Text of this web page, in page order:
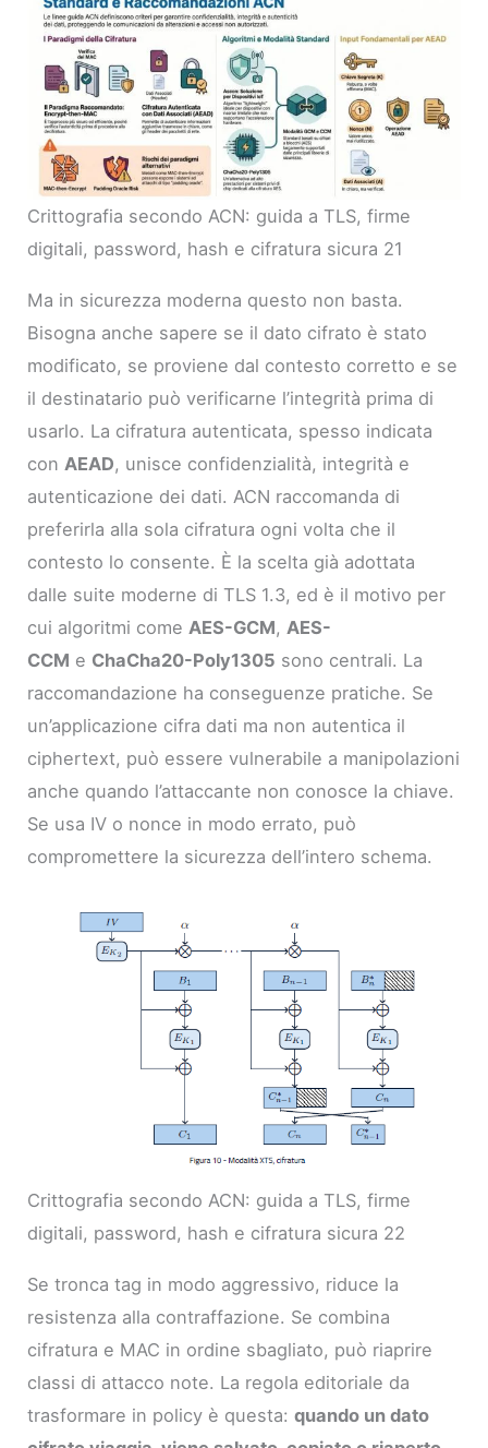
Crittografia secondo ACN: guida a TLS, firme
digitali, password, hash e cifratura sicura 21
Ma in sicurezza moderna questo non basta.
Bisogna anche sapere se il dato cifrato è stato
modificato, se proviene dal contesto corretto e se
il destinatario può verificarne l’integrità prima di
usarlo. La cifratura autenticata, spesso indicata
con AEAD, unisce confidenzialità, integrità e
autenticazione dei dati. ACN raccomanda di
preferirla alla sola cifratura ogni volta che il
contesto lo consente. È la scelta già adottata
dalle suite moderne di TLS 1.3, ed è il motivo per
cui algoritmi come AES-GCM, AES-
CCM e ChaCha20-Poly1305 sono centrali. La
raccomandazione ha conseguenze pratiche. Se
un’applicazione cifra dati ma non autentica il
ciphertext, può essere vulnerabile a manipolazioni
anche quando l’attaccante non conosce la chiave.
Se usa IV o nonce in modo errato, può
compromettere la sicurezza dell’intero schema.
Crittografia secondo ACN: guida a TLS, firme
digitali, password, hash e cifratura sicura 22
Se tronca tag in modo aggressivo, riduce la
resistenza alla contraffazione. Se combina
cifratura e MAC in ordine sbagliato, può riaprire
classi di attacco note. La regola editoriale da
trasformare in policy è questa:quando un dato